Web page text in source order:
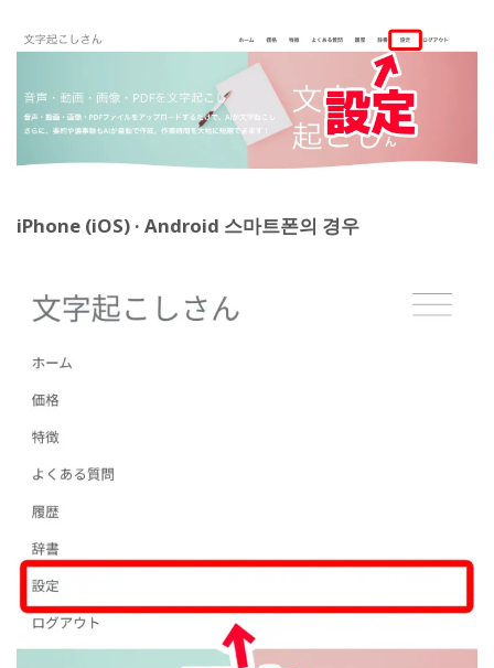
iPhone (iOS) · Android 스마트폰의 경우